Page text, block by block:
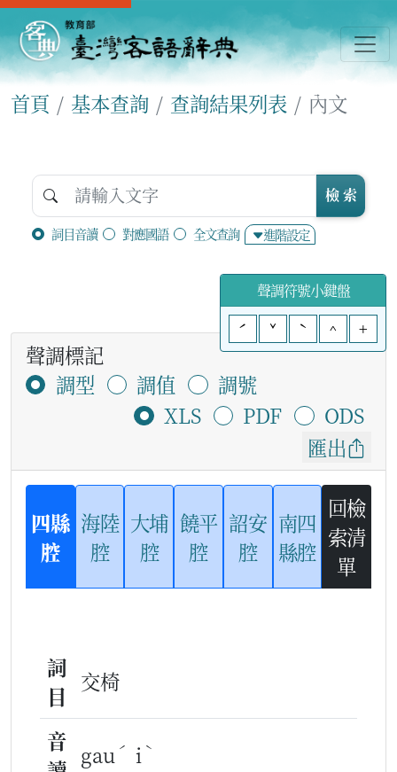
首頁 基本查詢 查詢結果列表 內文
詞目音讀 對應國語 全文查詢 進階設定
檢 索
聲調符號小鍵盤
ˊ
ˇ ˋ ^ +
聲調標記
調型
調值
調號
XLS
PDF
ODS
匯出
四縣
腔
海陸
腔
大埔
腔
饒平
腔
詔安
腔
南四
縣腔
回檢
索清
單
詞
目
交椅
音 gau ˊ i ˋ